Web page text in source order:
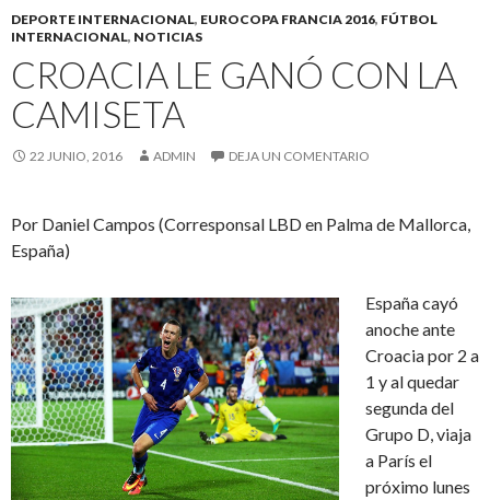
DEPORTE INTERNACIONAL, EUROCOPA FRANCIA 2016, FÚTBOL
INTERNACIONAL, NOTICIAS
CROACIA LE GANÓ CON LA
CAMISETA
22 JUNIO, 2016 ADMIN DEJA UN COMENTARIO
Por Daniel Campos (Corresponsal LBD en Palma de Mallorca,
España)
España cayó
anoche ante
Croacia por 2 a
1 y al quedar
segunda del
Grupo D, viaja
a París el
próximo lunes